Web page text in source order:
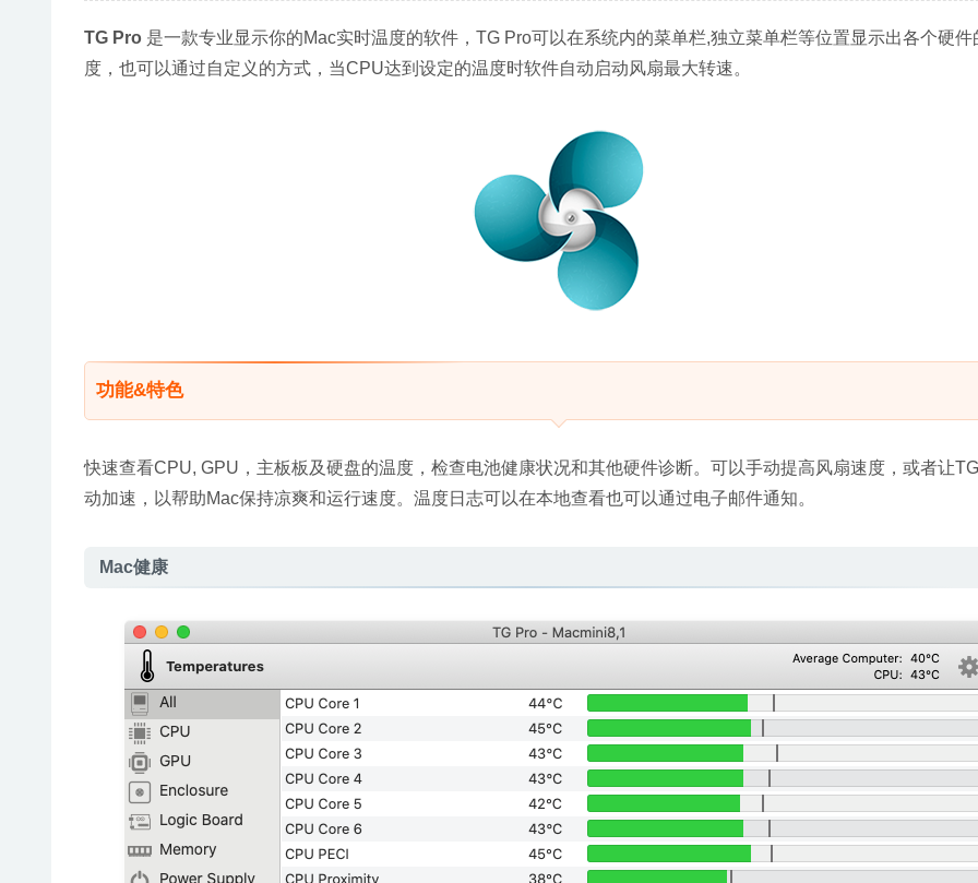
TG Pro 是一款专业显示你的Mac实时温度的软件，TG Pro可以在系统内的菜单栏,独立菜单栏等位置显示出各个硬件
度，也可以通过自定义的方式，当CPU达到设定的温度时软件自动启动风扇最大转速。
功能&特色
快速查看CPU, GPU，主板板及硬盘的温度，检查电池健康状况和其他硬件诊断。可以手动提高风扇速度，或者让
动加速，以帮助Mac保持凉爽和运行速度。温度日志可以在本地查看也可以通过电子邮件通知。
Mac健康